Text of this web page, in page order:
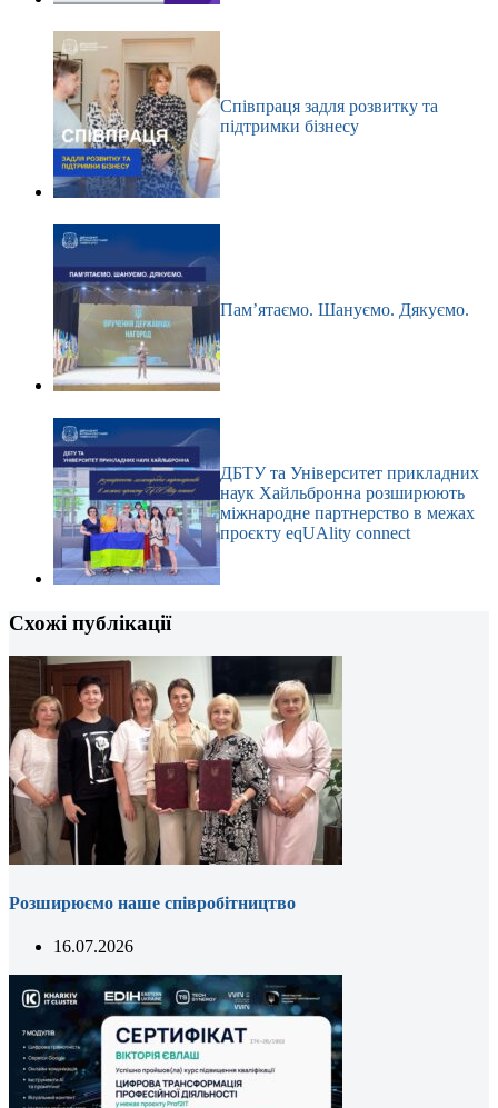
Співпраця задля розвитку та
підтримки бізнесу
Пам’ятаємо. Шануємо. Дякуємо.
ДБТУ та Університет прикладних
наук Хайльбронна розширюють
міжнародне партнерство в межах
проєкту eqUAlity connect
Схожі публікації
Розширюємо наше співробітництво
16.07.2026